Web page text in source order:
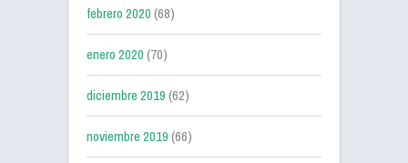
febrero 2020(68)
enero 2020(70)
diciembre 2019(62)
noviembre 2019(66)